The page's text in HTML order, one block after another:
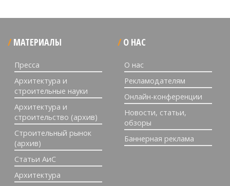
МАТЕРИАЛЫ
Пресса
Архитектура и
строительные науки
Архитектура и
строительство (архив)
Строительный рынок
(архив)
Статьи АиС
Архитектура
О НАС
О нас
Рекламодателям
Онлайн-конференции
Новости, статьи,
обзоры
Баннерная реклама